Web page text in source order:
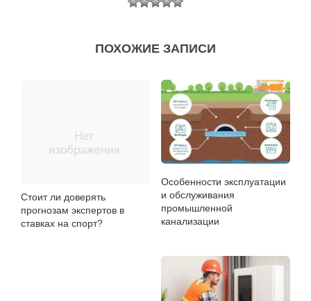
ПОХОЖИЕ ЗАПИСИ
Стоит ли доверять
прогнозам экспертов в
ставках на спорт?
Особенности эксплуатации
и обслуживания
промышленной
канализации